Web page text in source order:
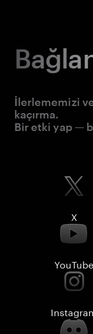
İlerlememizi
kaçırma.
Bir etki yap —
X
YouTube